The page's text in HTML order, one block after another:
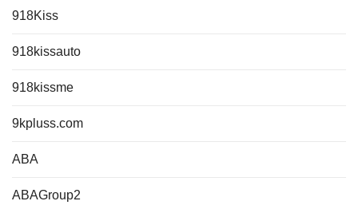
918Kiss
918kissauto
918kissme
9kpluss.com
ABA
ABAGroup2